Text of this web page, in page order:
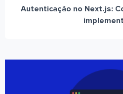
Autenticação no Next.js: